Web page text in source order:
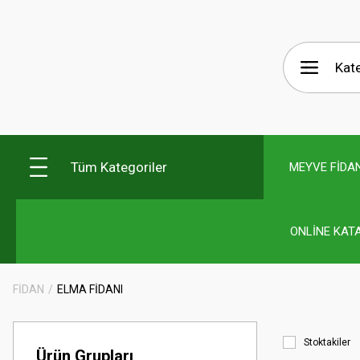
Tüm Kategoriler MEYVE
ONLİNE
FİDAN ELMA FİDANI
Ürün Grupları
Stoktakiler